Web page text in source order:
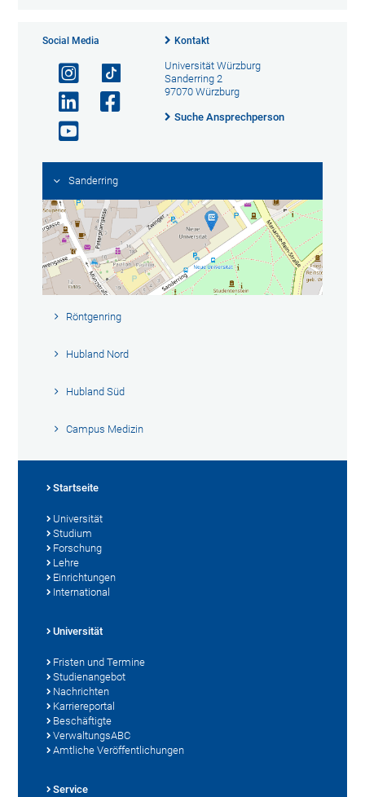
Social Media Kontakt
Universität Würzburg
Sanderring 2
97070 Würzburg
Suche Ansprechperson
Sanderring
Röntgenring
Hubland Nord
Hubland Süd
Campus Medizin
Startseite
Universität
Studium
Forschung
Lehre
Einrichtungen
International
Universität
Fristen und Termine
Studienangebot
Nachrichten
Karriereportal
Beschäftigte
VerwaltungsABC
Amtliche Veröffentlichungen
Service